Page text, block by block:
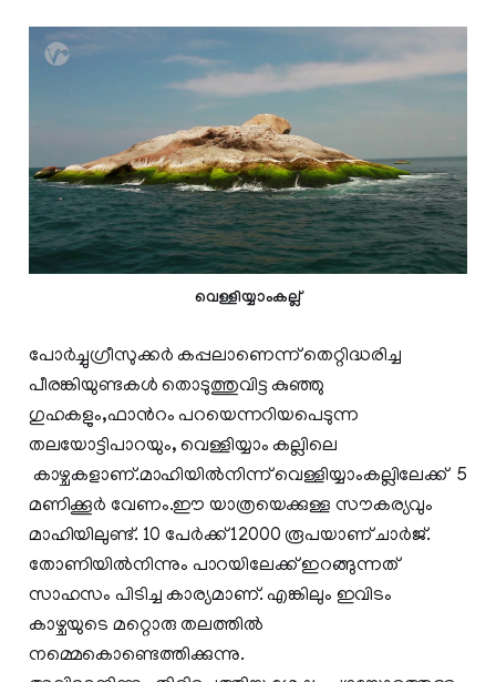
വെള്ളിയ്യാംകല്ല്
പോർച്ചുഗ്രീസുക്കർ കപ്പലാണെന്ന് തെറ്റിദ്ധരിച്ച
പീരങ്കിയുണ്ടകൾ തൊടുത്തുവിട്ട കുഞ്ഞു
ഗുഹകളും,ഫാന്‍റം പറയെന്നറിയപെടുന്ന
തലയോട്ടിപാറയും, വെള്ളിയ്യാം കല്ലിലെ
കാഴ്ചകളാണ്.മാഹിയിൽനിന്ന് വെള്ളിയ്യാംകല്ലിലേക്ക് 5
മണിക്കൂർ വേണം.ഈ യാത്രയെക്കുള്ള സൗകര്യവും
മാഹിയിലുണ്ട്. 10 പേർക്ക് 12000 രൂപയാണ് ചാർജ്.
തോണിയിൽനിന്നും പാറയിലേക്ക് ഇറങ്ങുന്നത്
സാഹസം പിടിച്ച കാര്യമാണ്. എങ്കിലും ഇവിടം
കാഴ്ചയുടെ മറ്റൊരു തലത്തിൽ
നമ്മെകൊണ്ടെത്തിക്കുന്നു.